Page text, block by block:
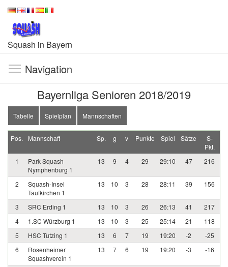
Squash in Bayern
Navigation
Bayernliga Senioren 2018/2019
Tabelle Spielplan Mannschaften
Pos. Mannschaft Sp. g v Punkte Spiel Sätze
S-
Pkt.
1
Park Squash
Nymphenburg 1
13 9 4 29 29:10 47 216
2
Squash-Insel
Taufkirchen 1
13 10 3 28 28:11 39 156
3 SRC Erding 1 13 10 3 26 26:13 41
217
4
1.SC Würzburg 1 13 10 3 25 25:14 21
118
5
HSC Tutzing 1 13 6 7 19 19:20 -2
-25
6
Rosenheimer
Squashverein 1
13 7 6 19 19:20 -3 -16